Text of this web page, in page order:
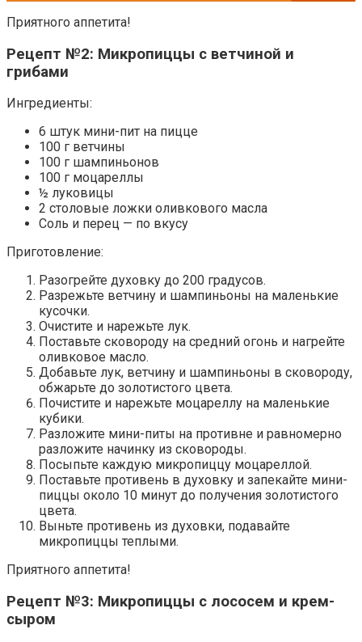
Приятного аппетита!
Рецепт №2: Микропиццы с ветчиной и
грибами
Ингредиенты:
6 штук мини-пит на пицце
100 г ветчины
100 г шампиньонов
100 г моцареллы
½ луковицы
2 столовые ложки оливкового масла
Соль и перец — по вкусу
Приготовление:
Разогрейте духовку до 200 градусов.
Разрежьте ветчину и шампиньоны на маленькие
кусочки.
Очистите и нарежьте лук.
Поставьте сковороду на средний огонь и нагрейте
оливковое масло.
Добавьте лук, ветчину и шампиньоны в сковороду,
обжарьте до золотистого цвета.
Почистите и нарежьте моцареллу на маленькие
кубики.
Разложите мини-питы на противне и равномерно
разложите начинку из сковороды.
Посыпьте каждую микропиццу моцареллой.
Поставьте противень в духовку и запекайте мини-
пиццы около 10 минут до получения золотистого
цвета.
Выньте противень из духовки, подавайте
микропиццы теплыми.
Приятного аппетита!
Рецепт №3: Микропиццы с лососем и крем-
сыром